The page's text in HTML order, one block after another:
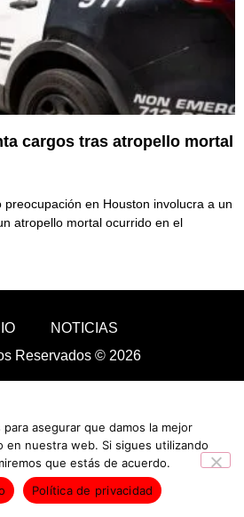
cargos tras atropello mortal
en Houston involucra a un
atropello mortal ocurrido en el
NOTICIAS
Reservados © 2026
asegurar que damos la mejor
en nuestra web. Si sigues utilizando
que estás de acuerdo.
Política de privacidad